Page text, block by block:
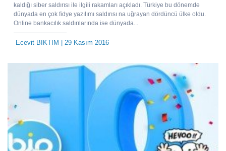
kaldığı siber saldırısı ile ilgili rakamları açıkladı. Türkiye bu dönemde
dünyada en çok fidye yazılımı saldırısı na uğrayan dördüncü ülke oldu.
Online bankacılık saldırılarında ise dünyada...
Ecevit BIKTIM | 29 Kasım 2016